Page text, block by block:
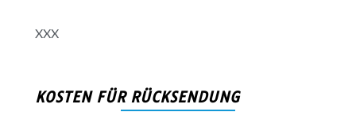
XXX
KOSTEN FÜR RÜCKSENDUNG